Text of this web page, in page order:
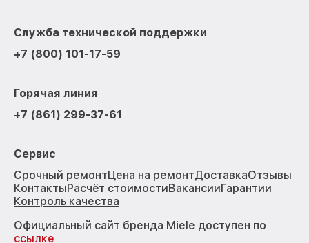
Служба технической поддержки
+7 (800) 101-17-59
Горячая линия
+7 (861) 299-37-61
Сервис
Срочный ремонтЦена на ремонтДоставкаОтзывы
КонтактыРасчёт стоимостиВакансииГарантии
Контроль качества
Официальный сайт бренда Miele доступен по
ссылке